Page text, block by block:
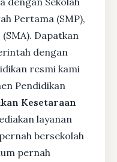
Pertama (SMP),
Dapatkan
dengan
resmi kami
Pendidikan
Kesetaraan
layanan
bersekolah
pernah